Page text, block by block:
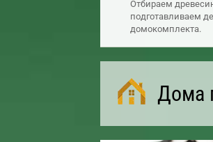
Отбираем
подготавливаем
домокомплекта.
Дома